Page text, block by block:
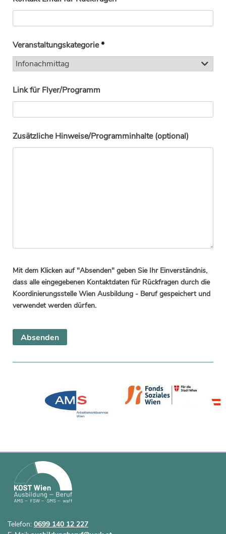
Veranstaltungskategorie*
Link für Flyer/Programm
Zusätzliche Hinweise/Programminhalte (optional)
Mit dem Klicken auf "Absenden" geben Sie Ihr Einverständnis,
dass alle eingegebenen Kontaktdaten für Rückfragen durch die
Koordinierungsstelle Wien Ausbildung - Beruf gespeichert und
verwendet werden dürfen.
Telefon: 0699 140 12 227